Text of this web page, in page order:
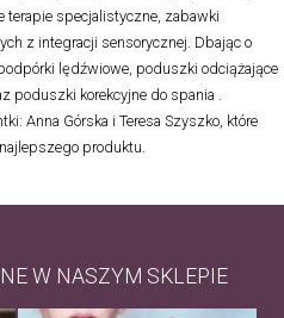
terapie specjalistyczne, zabawki
z integracji sensorycznej. Dbając o
lędźwiowe, poduszki odciążające
poduszki korekcyjne do spania .
Anna Górska i Teresa Szyszko, które
produktu.
W NASZYM SKLEPIE